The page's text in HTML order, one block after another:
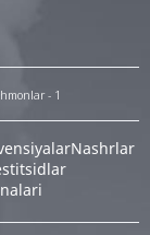
- 1
Nashrlar